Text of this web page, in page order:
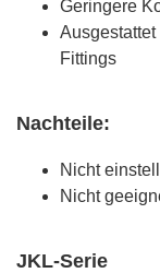
Geringere
Fittings
Nachteile:
Nicht
Nicht
JKL-Serie